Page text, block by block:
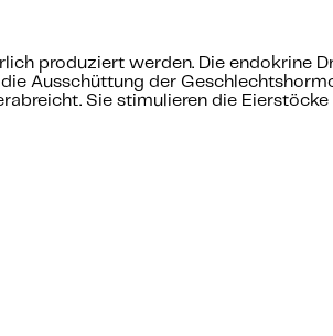
produziert werden. Die endokrine
Ausschüttung der
Sie stimulieren die Eierstöcke